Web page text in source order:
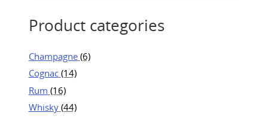
Product categories
Champagne (6)
Cognac (14)
Rum (16)
Whisky (44)